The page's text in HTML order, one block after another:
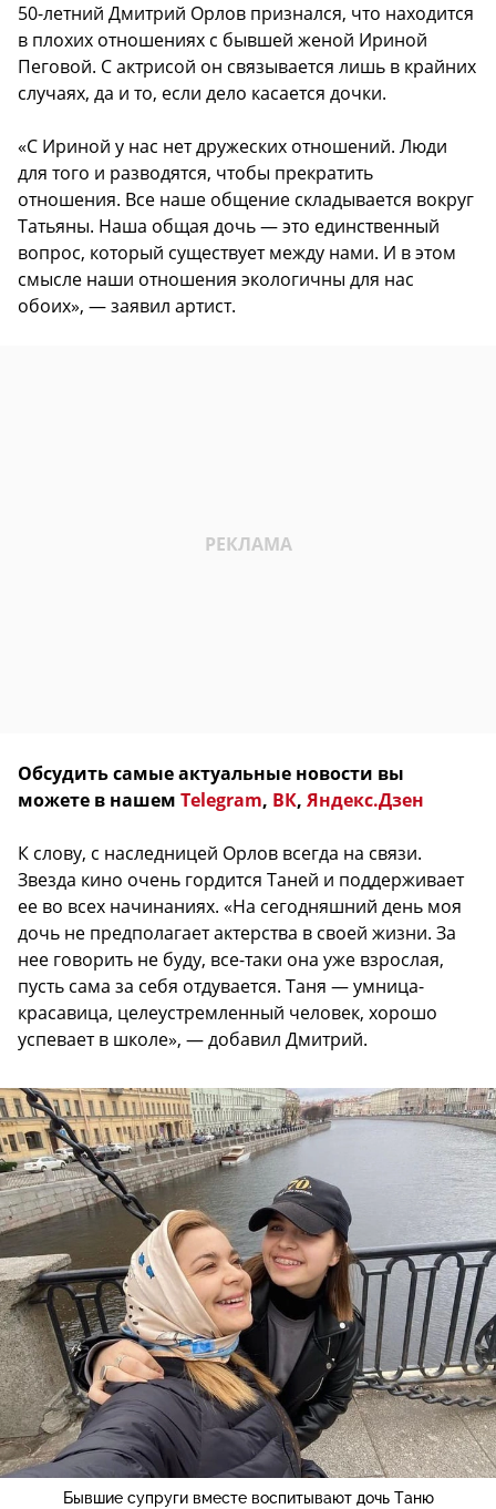
50-летний Дмитрий Орлов признался, что находится
в плохих отношениях с бывшей женой Ириной
Пеговой. С актрисой он связывается лишь в крайних
случаях, да и то, если дело касается дочки.
«С Ириной у нас нет дружеских отношений. Люди
для того и разводятся, чтобы прекратить
отношения. Все наше общение складывается вокруг
Татьяны. Наша общая дочь — это единственный
вопрос, который существует между нами. И в этом
смысле наши отношения экологичны для нас
обоих», — заявил артист.
Обсудить самые актуальные новости вы
можете в нашем Telegram, ВК, Яндекс.Дзен
К слову, с наследницей Орлов всегда на связи.
Звезда кино очень гордится Таней и поддерживает
ее во всех начинаниях. «На сегодняшний день моя
дочь не предполагает актерства в своей жизни. За
нее говорить не буду, все-таки она уже взрослая,
пусть сама за себя отдувается. Таня — умница-
красавица, целеустремленный человек, хорошо
успевает в школе», — добавил Дмитрий.
Бывшие супруги вместе воспитывают дочь Таню